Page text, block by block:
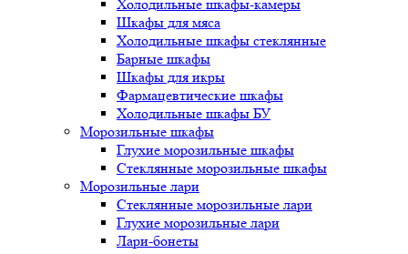
Холодильные шкафы-камеры
Шкафы для мяса
Холодильные шкафы стеклянные
Барные шкафы
Шкафы для икры
Фармацевтические шкафы
Холодильные шкафы БУ
Морозильные шкафы
Глухие морозильные шкафы
Стеклянные морозильные шкафы
Морозильные лари
Стеклянные морозильные лари
Глухие морозильные лари
Лари-бонеты